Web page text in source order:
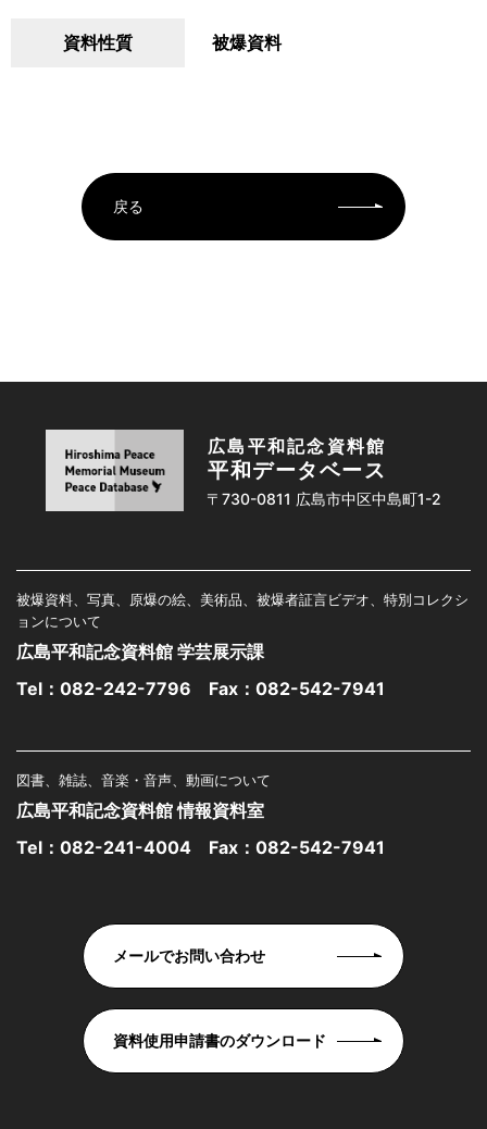
資料性質 被爆資料
戻る
広島平和記念資料館
平和データベース
〒730-0811 広島市中区中島町1-2
被爆資料、写真、原爆の絵、美術品、被爆者証言ビデオ、特別コレクシ
ョンについて
広島平和記念資料館 学芸展示課
Tel： 082-242-7796 Fax：082-542-7941
図書、雑誌、音楽・音声、動画について
広島平和記念資料館 情報資料室
Tel： 082-241-4004 Fax：082-542-7941
メールでお問い合わせ
資料使用申請書のダウンロード